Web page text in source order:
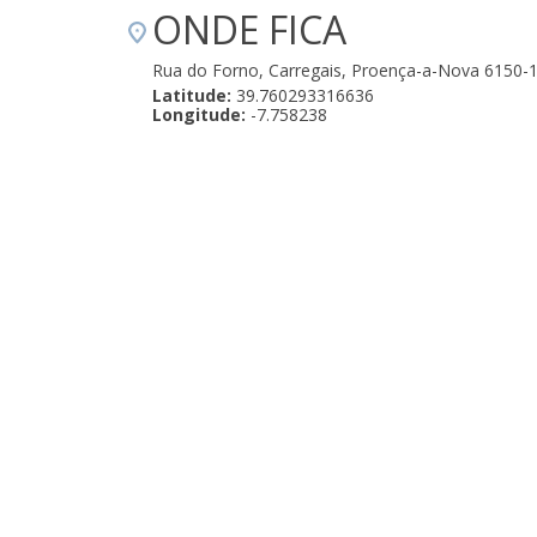
ONDE FICA
Rua do Forno, Carregais, Proença-a-Nova 6150-
Latitude: 39.760293316636
Longitude: -7.758238